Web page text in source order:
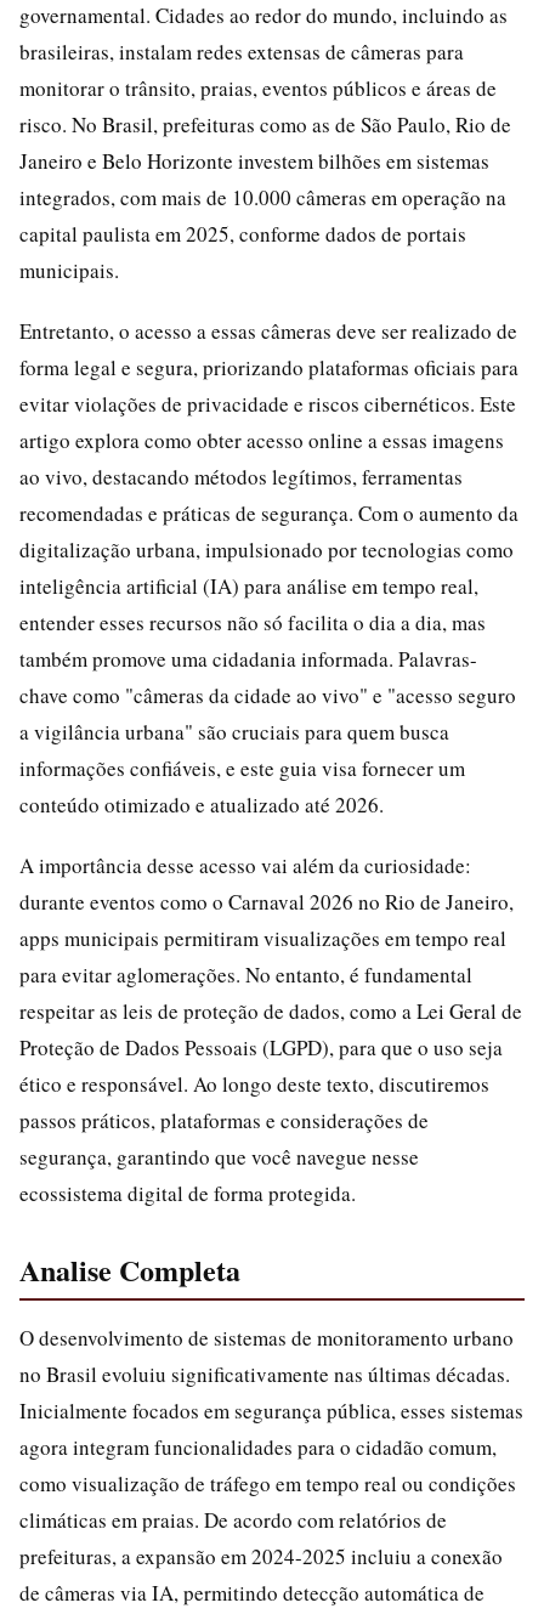
governamental. Cidades ao redor do mundo, incluindo as
brasileiras, instalam redes extensas de câmeras para
monitorar o trânsito, praias, eventos públicos e áreas de
risco. No Brasil, prefeituras como as de São Paulo, Rio de
Janeiro e Belo Horizonte investem bilhões em sistemas
integrados, com mais de 10.000 câmeras em operação na
capital paulista em 2025, conforme dados de portais
municipais.
Entretanto, o acesso a essas câmeras deve ser realizado de
forma legal e segura, priorizando plataformas oficiais para
evitar violações de privacidade e riscos cibernéticos. Este
artigo explora como obter acesso online a essas imagens
ao vivo, destacando métodos legítimos, ferramentas
recomendadas e práticas de segurança. Com o aumento da
digitalização urbana, impulsionado por tecnologias como
inteligência artificial (IA) para análise em tempo real,
entender esses recursos não só facilita o dia a dia, mas
também promove uma cidadania informada. Palavras-
chave como "câmeras da cidade ao vivo" e "acesso seguro
a vigilância urbana" são cruciais para quem busca
informações confiáveis, e este guia visa fornecer um
conteúdo otimizado e atualizado até 2026.
A importância desse acesso vai além da curiosidade:
durante eventos como o Carnaval 2026 no Rio de Janeiro,
apps municipais permitiram visualizações em tempo real
para evitar aglomerações. No entanto, é fundamental
respeitar as leis de proteção de dados, como a Lei Geral de
Proteção de Dados Pessoais (LGPD), para que o uso seja
ético e responsável. Ao longo deste texto, discutiremos
passos práticos, plataformas e considerações de
segurança, garantindo que você navegue nesse
ecossistema digital de forma protegida.
Analise Completa
O desenvolvimento de sistemas de monitoramento urbano
no Brasil evoluiu significativamente nas últimas décadas.
Inicialmente focados em segurança pública, esses sistemas
agora integram funcionalidades para o cidadão comum,
como visualização de tráfego em tempo real ou condições
climáticas em praias. De acordo com relatórios de
prefeituras, a expansão em 2024-2025 incluiu a conexão
de câmeras via IA, permitindo detecção automática de